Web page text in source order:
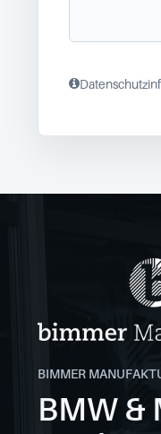
BIMMER
BMW &